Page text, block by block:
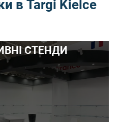
в Targi Kielce
СТЕНДИ